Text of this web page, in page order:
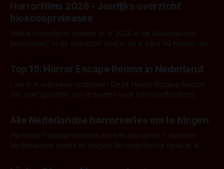
Horrorfilms 2026 - Jaarlijks overzicht
bioscoopreleases
Welke horrorfilms draaien er in 2026 in de Nederlandse
bioscopen? In dit overzicht vind je nu al bijna 50 horror- en
Top 15: Horror Escape Rooms in Nederland
Laat jij je wel eens opsluiten? Deze Horror Escape Rooms
zijn zeer geschikt om te spelen voor horrorliefhebbers.
Alle Nederlandse horrorseries om te bingen
Herfstdip? Ideaal moment om één van deze 7 duistere
Nederlandse series te bingen! Bij nederhorror denk je al
Amsterdamned of The Johnsons. Maar Nederlandse horror